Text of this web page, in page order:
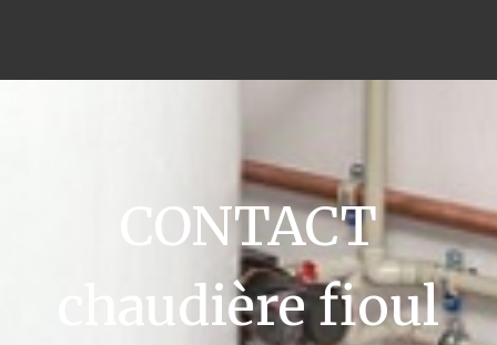
CONTACT
chaudière fioul